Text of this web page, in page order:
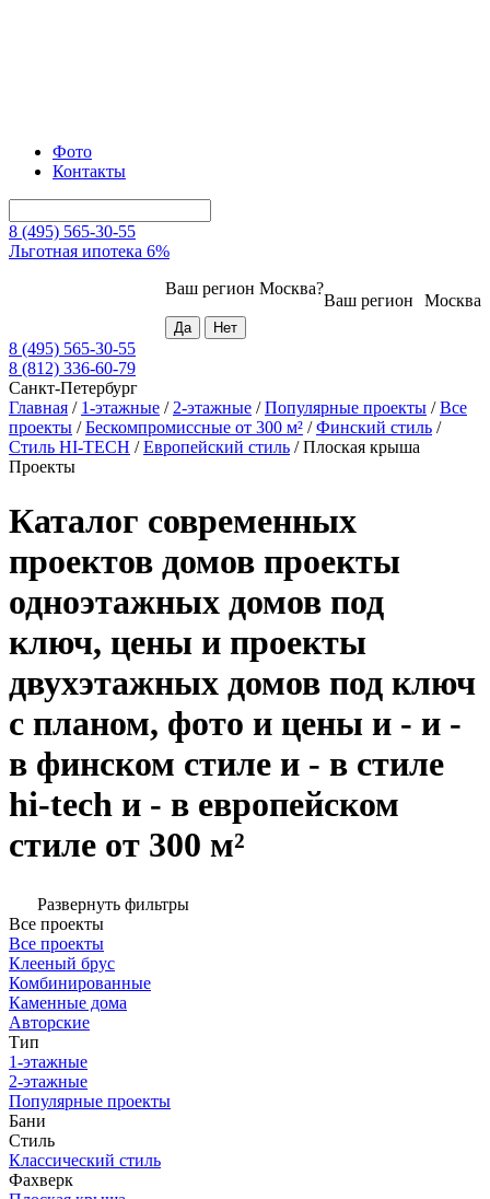
Фото
Контакты
8 (495) 565-30-55
Льготная ипотека 6%
Москва
Ваш регион
Ваш регион Москва?
8 (495) 565-30-55
8 (812) 336-60-79
Санкт-Петербург
Главная / 1-этажные / 2-этажные /Популярные проекты /Все
проекты /Бескомпромиссные от 300 м² /Финский стиль /
Стиль HI-TECH /Европейский стиль /Плоская крыша
Проекты
Каталог современных
проектов домов проекты
одноэтажных домов под
ключ, цены и проекты
двухэтажных домов под ключ
с планом, фото и цены и - и -
в финском стиле и - в стиле
hi-tech и - в европейском
стиле от 300 м²
Развернуть фильтры
Все проекты
Все проекты
Клееный брус
Комбинированные
Каменные дома
Авторские
Тип
1-этажные
2-этажные
Популярные проекты
Бани
Стиль
Классический стиль
Фахверк